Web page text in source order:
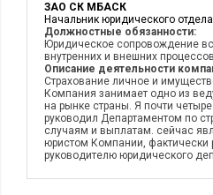
ЗАО СК МБАСК
Начальник юридического отдела
Должностные обязанности:
Юридическое сопровождение
внутренних и внешних
Описание деятельности
Страхование личное и
Компания занимает одно из
на рынке страны. Я почти
руководил Департаментом по
случаям и выплатам. сейчас
юристом Компании, фактически
руководителю юридического